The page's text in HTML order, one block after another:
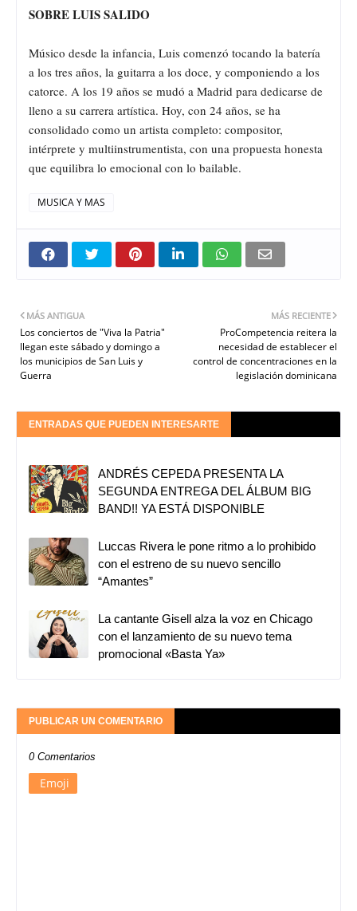
SOBRE LUIS SALIDO
Músico desde la infancia, Luis comenzó tocando la batería
a los tres años, la guitarra a los doce, y componiendo a los
catorce. A los 19 años se mudó a Madrid para dedicarse de
lleno a su carrera artística. Hoy, con 24 años, se ha
consolidado como un artista completo: compositor,
intérprete y multiinstrumentista, con una propuesta honesta
que equilibra lo emocional con lo bailable.
MUSICA Y MAS
MÁS RECIENTE
ProCompetencia reitera la
necesidad de establecer el
control de concentraciones en la
legislación dominicana
MÁS ANTIGUA
Los conciertos de "Viva la Patria"
llegan este sábado y domingo a
los municipios de San Luis y
Guerra
ENTRADAS QUE PUEDEN INTERESARTE
ANDRÉS CEPEDA PRESENTA LA
SEGUNDA ENTREGA DEL ÁLBUM BIG
BAND!! YA ESTÁ DISPONIBLE
Luccas Rivera le pone ritmo a lo prohibido
con el estreno de su nuevo sencillo
“Amantes”
La cantante Gisell alza la voz en Chicago
con el lanzamiento de su nuevo tema
promocional «Basta Ya»
PUBLICAR UN COMENTARIO
0 Comentarios
Emoji